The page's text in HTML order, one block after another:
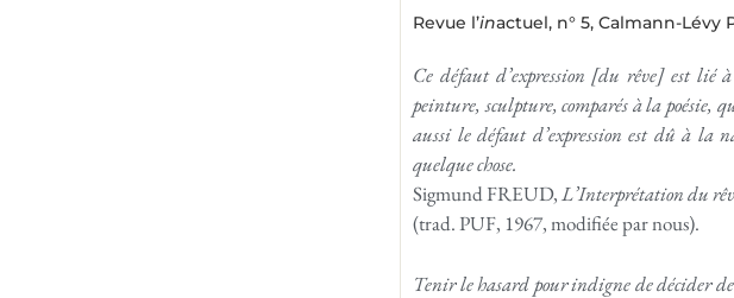
Revue l’inactuel, n° 5, Calmann-Lévy
Ce défaut d’expression [du rêve] est lié
peinture, sculpture, comparés à la poésie,
aussi le défaut d’expression est dû à
quelque chose.
Sigmund FREUD,L’Interprétation du
(trad. PUF, 1967, modifiée par nous).
Tenir le hasard pour indigne de décider